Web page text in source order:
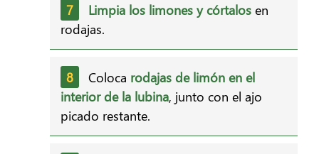
Limpia los limones y córtalos en
rodajas.
Coloca rodajas de limón en el
interior de la lubina, junto con el ajo
picado restante.